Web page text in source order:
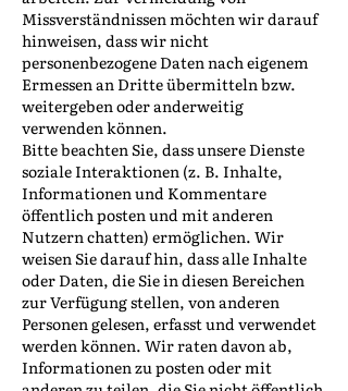
Missverständnissen möchten wir darauf
hinweisen, dass wir nicht
personenbezogene Daten nach eigenem
Ermessen an Dritte übermitteln bzw.
weitergeben oder anderweitig
verwenden können.
Bitte beachten Sie, dass unsere Dienste
soziale Interaktionen (z. B. Inhalte,
Informationen und Kommentare
öffentlich posten und mit anderen
Nutzern chatten) ermöglichen. Wir
weisen Sie darauf hin, dass alle Inhalte
oder Daten, die Sie in diesen Bereichen
zur Verfügung stellen, von anderen
Personen gelesen, erfasst und verwendet
werden können. Wir raten davon ab,
Informationen zu posten oder mit